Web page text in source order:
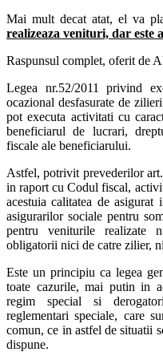
Mai mult decat atat, el va
realizeaza venituri, dar este
Raspunsul complet, oferit de
Legea nr.52/2011 privind
ocazional desfasurate de
pot executa activitati cu
beneficiarul de lucrari,
fiscale ale beneficiarului.
Astfel, potrivit prevederilor
in raport cu Codul fiscal,
acestuia calitatea de
asigurarilor sociale pentru
pentru veniturile realizate
obligatorii nici de catre zilier,
Este un principiu ca legea
toate cazurile, mai putin in
regim special si
reglementari speciale, care
comun, ce in astfel de situatii
dispune.